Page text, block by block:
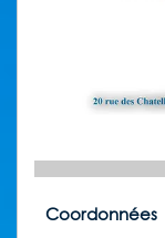
Coordonnées